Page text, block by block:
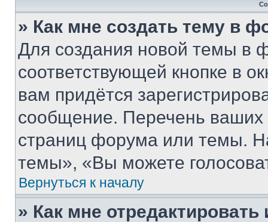
» Как мне создать тему в
Для создания новой темы в
соответствующей кнопке в
вам придётся
сообщение. Перечень ваших
страниц форума или темы.
темы», «Вы можете
Вернуться к началу
» Как мне